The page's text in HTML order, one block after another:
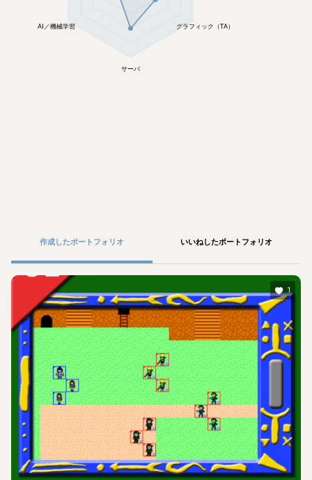
グラフィック（TA）
サーバ
AI／機械学習
作成したポートフォリオ いいねしたポートフォリオ
1